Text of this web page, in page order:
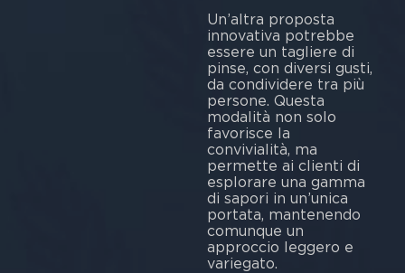
Un’altra proposta
innovativa potrebbe
essere un tagliere di
pinse, con diversi gusti,
da condividere tra più
persone. Questa
modalità non solo
favorisce la
convivialità, ma
permette ai clienti di
esplorare una gamma
di sapori in un’unica
portata, mantenendo
comunque un
approccio leggero e
variegato.